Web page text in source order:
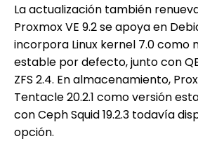
La actualización también
Proxmox VE 9.2 se apoya en
incorpora Linux kernel 7.0 como
estable por defecto, junto con
ZFS 2.4. En almacenamiento,
Tentacle 20.2.1 como versión
con Ceph Squid 19.2.3 todavía
opción.